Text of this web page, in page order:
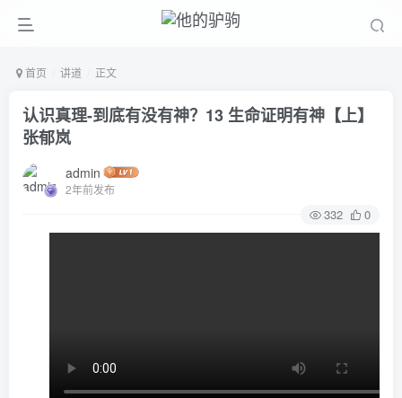
首页 讲道 正文
认识真理-到底有没有神？13 生命证明有神【上】
张郁岚
admin
2年前发布
332 0